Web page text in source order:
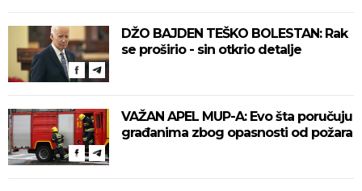
DŽO BAJDEN TEŠKO BOLESTAN: Rak
se proširio - sin otkrio detalje
VAŽAN APEL MUP-A: Evo šta poručuju
građanima zbog opasnosti od požara